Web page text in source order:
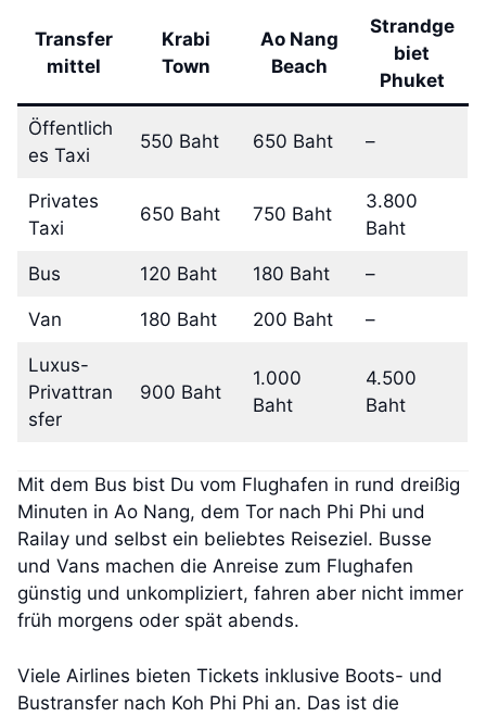
Transfer
mittel
Krabi
Town
Ao Nang
Beach
Strandge
biet
Phuket
Öffentlich
es Taxi
550 Baht 650 Baht –
Privates
Taxi
650 Baht 750 Baht
3.800
Baht
Bus 120 Baht 180 Baht –
Van 180 Baht 200 Baht –
Luxus-
Privattran
sfer
900 Baht
1.000
Baht
4.500
Baht
Mit dem Bus bist Du vom Flughafen in rund dreißig
Minuten in Ao Nang, dem Tor nach Phi Phi und
Railay und selbst ein beliebtes Reiseziel. Busse
und Vans machen die Anreise zum Flughafen
günstig und unkompliziert, fahren aber nicht immer
früh morgens oder spät abends.
Viele Airlines bieten Tickets inklusive Boots- und
Bustransfer nach Koh Phi Phi an. Das ist die